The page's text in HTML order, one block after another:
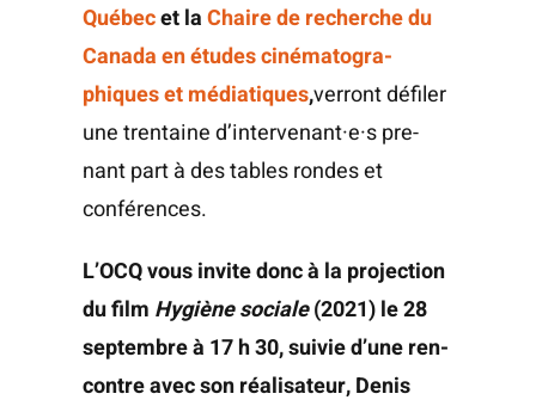
Qué­becet laChaire de recherche du
Cana­da en études ciné­ma­to­gra­
phiques et média­tiques,ver­ront défi­ler
une tren­taine d’intervenant·e·s pre­
nant part à des tables rondes et
conférences.
L’OCQ vous invite donc à la pro­jec­tion
du film Hygiène sociale(2021) le 28
sep­tembre à 17 h 30, sui­vie d’une ren­
contre avec son réa­li­sa­teur, Denis